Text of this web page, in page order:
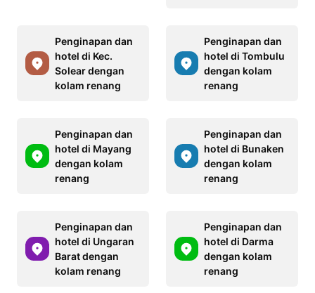
Penginapan dan
hotel di Kec.
Solear dengan
kolam renang
Penginapan dan
hotel di Tombulu
dengan kolam
renang
Penginapan dan
hotel di Mayang
dengan kolam
renang
Penginapan dan
hotel di Bunaken
dengan kolam
renang
Penginapan dan
hotel di Ungaran
Barat dengan
kolam renang
Penginapan dan
hotel di Darma
dengan kolam
renang